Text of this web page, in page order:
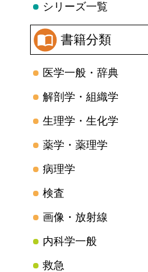
シリーズ一覧
書籍分類
医学一般・辞典
解剖学・組織学
生理学・生化学
薬学・薬理学
病理学
検査
画像・放射線
内科学一般
救急